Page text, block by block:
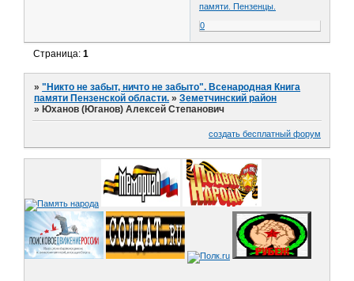
памяти. Пензенцы.
0
Страница:1
»"Никто не забыт, ничто не забыто". Всенародная Книга
памяти Пензенской области. »Земетчинский район
»Юханов (Юганов) Алексей Степанович
создать бесплатный форум